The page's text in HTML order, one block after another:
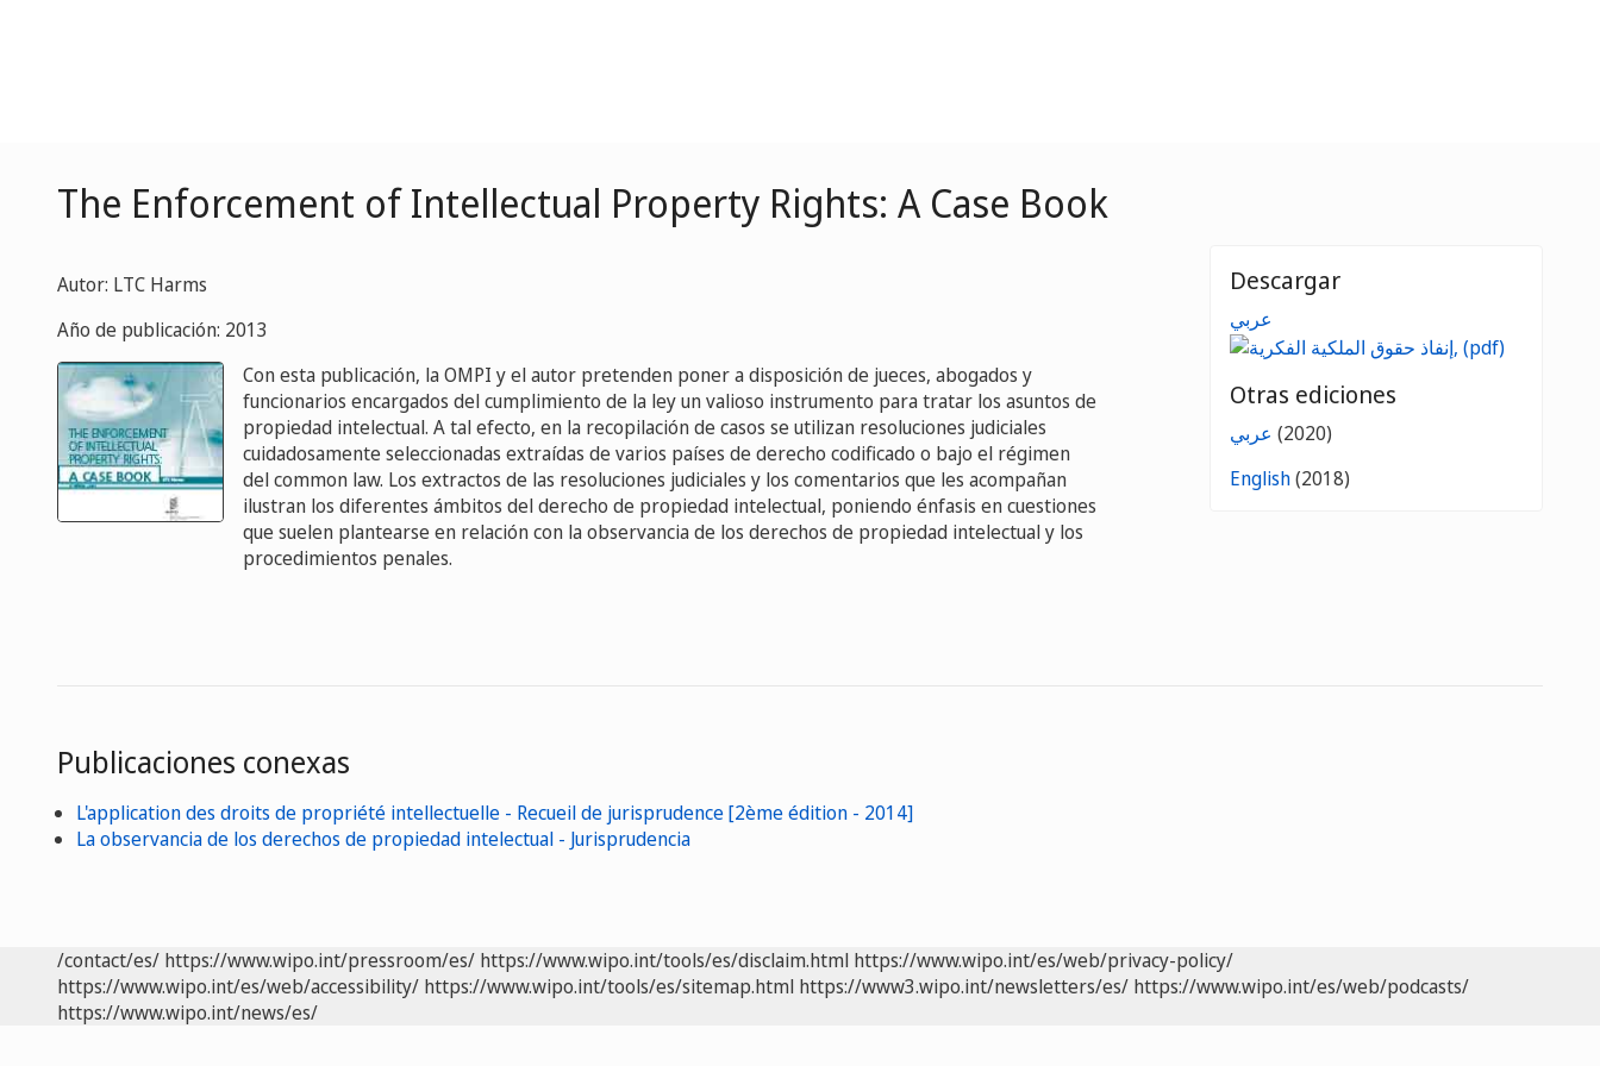
The Enforcement of Intellectual Property Rights: A Case Book
Autor: LTC Harms
Año de publicación: 2013
Con esta publicación, la OMPI y el autor pretenden poner a disposición de jueces, abogados y
funcionarios encargados del cumplimiento de la ley un valioso instrumento para tratar los asuntos de
propiedad intelectual. A tal efecto, en la recopilación de casos se utilizan resoluciones judiciales
cuidadosamente seleccionadas extraídas de varios países de derecho codificado o bajo el régimen
del common law. Los extractos de las resoluciones judiciales y los comentarios que les acompañan
ilustran los diferentes ámbitos del derecho de propiedad intelectual, poniendo énfasis en cuestiones
que suelen plantearse en relación con la observancia de los derechos de propiedad intelectual y los
procedimientos penales.
Descargar
عربي
Otras ediciones
عربي (2020)
English(2018)
Publicaciones conexas
L'application des droits de propriété intellectuelle - Recueil de jurisprudence [2ème édition - 2014]
La observancia de los derechos de propiedad intelectual - Jurisprudencia
/contact/es/ https://www.wipo.int/pressroom/es/ https://www.wipo.int/tools/es/disclaim.html https://www.wipo.int/es/web/privacy-policy/
https://www.wipo.int/es/web/accessibility/ https://www.wipo.int/tools/es/sitemap.html https://www3.wipo.int/newsletters/es/ https://www.wipo.int/es/web/podcasts/
https://www.wipo.int/news/es/